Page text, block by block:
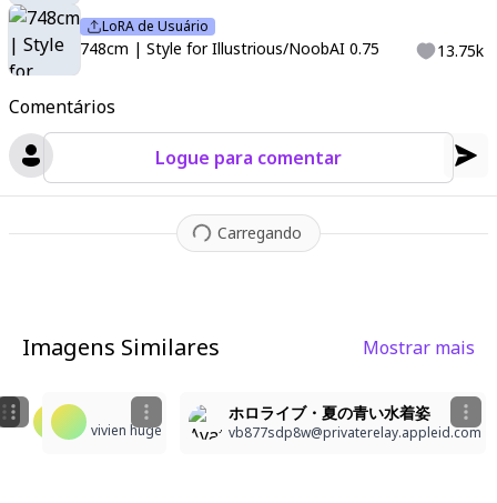
Comentários
Logue para comentar
Carregando
LoRA de Usuário
748cm | Style for Illustrious/NoobAI 0.75 13.75k
Imagens Similares Mostrar mais
vivien huge
robin
b14ck
vivien huge
ホロライブ・夏の青い水着姿
vb877sdp8w@privaterelay.appleid.com